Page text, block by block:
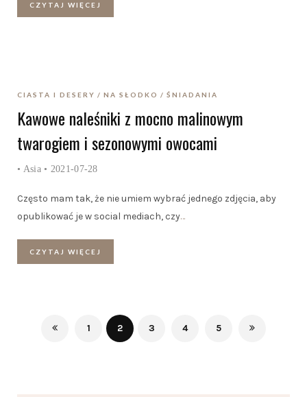
CZYTAJ WIĘCEJ
CIASTA I DESERY NA SŁODKO ŚNIADANIA
Kawowe naleśniki z mocno malinowym
twarogiem i sezonowymi owocami
• Asia • 2021-07-28
Często mam tak, że nie umiem wybrać jednego zdjęcia, aby
opublikować je w social mediach, czy…
CZYTAJ WIĘCEJ
1 2 3 4 5